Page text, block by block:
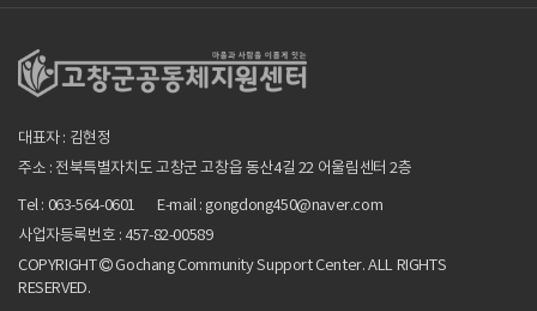
대표자 : 김현정
주소 : 전북특별자치도 고창군 고창읍 동산4길 22 어울림센터 2층
Tel : 063-564-0601
E-mail : gongdong450@naver.com
사업자등록번호 : 457-82-00589
COPYRIGHT
Gochang Community Support Center. ALL RIGHTS
RESERVED.